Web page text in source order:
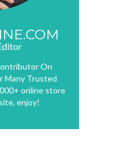
On
Many Trusted
online store
enjoy!